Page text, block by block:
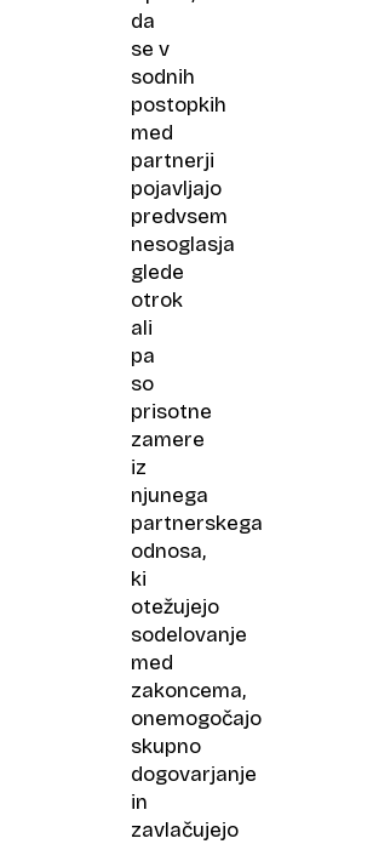
da
se v
sodnih
postopkih
med
partnerji
pojavljajo
predvsem
nesoglasja
glede
otrok
ali
pa
so
prisotne
zamere
iz
njunega
partnerskega
odnosa,
ki
otežujejo
sodelovanje
med
zakoncema,
onemogočajo
skupno
dogovarjanje
in
zavlačujejo